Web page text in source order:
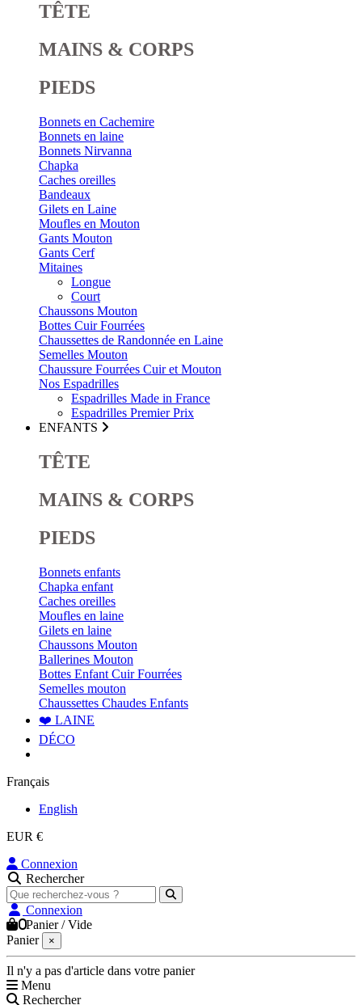
TÊTE
MAINS & CORPS
PIEDS
Bonnets en Cachemire
Bonnets en laine
Bonnets Nirvanna
Chapka
Caches oreilles
Bandeaux
Gilets en Laine
Moufles en Mouton
Gants Mouton
Gants Cerf
Mitaines
Longue
Court
Chaussons Mouton
Bottes Cuir Fourrées
Chaussettes de Randonnée en Laine
Semelles Mouton
Chaussure Fourrées Cuir et Mouton
Nos Espadrilles
Espadrilles Made in France
Espadrilles Premier Prix
ENFANTS
TÊTE
MAINS & CORPS
PIEDS
Bonnets enfants
Chapka enfant
Caches oreilles
Moufles en laine
Gilets en laine
Chaussons Mouton
Ballerines Mouton
Bottes Enfant Cuir Fourrées
Semelles mouton
Chaussettes Chaudes Enfants
❤️ LAINE
DÉCO
Français
English
EUR €
Connexion
Rechercher
Connexion
0Panier /Vide
Panier
×
Il n'y a pas d'article dans votre panier
Menu
Rechercher